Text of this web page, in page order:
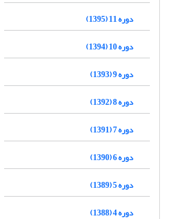
دوره 11 (1395)
دوره 10 (1394)
دوره 9 (1393)
دوره 8 (1392)
دوره 7 (1391)
دوره 6 (1390)
دوره 5 (1389)
دوره 4 (1388)